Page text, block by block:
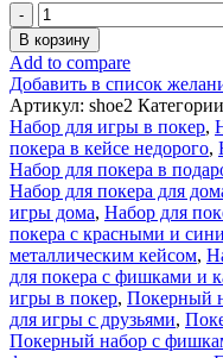
Количество
товара
Автоматический
раздатчик
карт,
Partida
В корзину
Add to compare
Добавить в список
Артикул: shoe2
Набор для игры в покер,
покера в кейсе недорого,
Набор для покера в
Набор для покера для
игры дома, Набор для
покера с красными и
металлическим кейсом,
для покера с фишками и
игры в покер, Покерный
для игры с друзьями,
Покерный набор с